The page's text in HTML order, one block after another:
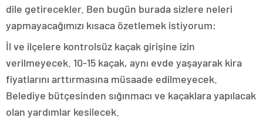
dile getirecekler. Ben bugün burada sizlere neleri
yapmayacağımızı kısaca özetlemek istiyorum:
İl ve ilçelere kontrolsüz kaçak girişine izin
verilmeyecek. 10-15 kaçak, aynı evde yaşayarak kira
fiyatlarını arttırmasına müsaade edilmeyecek.
Belediye bütçesinden sığınmacı ve kaçaklara yapılacak
olan yardımlar kesilecek.